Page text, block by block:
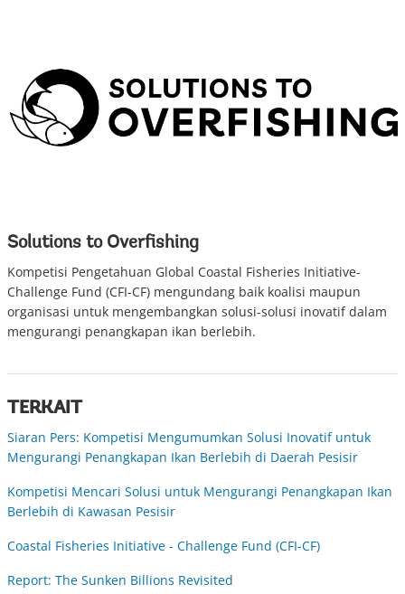
Solutions to Overfishing
Kompetisi Pengetahuan Global Coastal Fisheries Initiative-
Challenge Fund (CFI-CF) mengundang baik koalisi maupun
organisasi untuk mengembangkan solusi-solusi inovatif dalam
mengurangi penangkapan ikan berlebih.
TERKAIT
Siaran Pers: Kompetisi Mengumumkan Solusi Inovatif untuk
Mengurangi Penangkapan Ikan Berlebih di Daerah Pesisir
Kompetisi Mencari Solusi untuk Mengurangi Penangkapan Ikan
Berlebih di Kawasan Pesisir
Coastal Fisheries Initiative - Challenge Fund (CFI-CF)
Report: The Sunken Billions Revisited